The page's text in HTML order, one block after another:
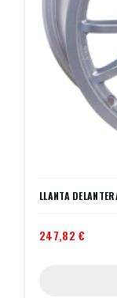
LLANTA
247,82 €